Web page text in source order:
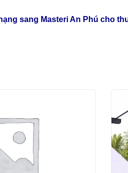
sang Masteri An Phú cho